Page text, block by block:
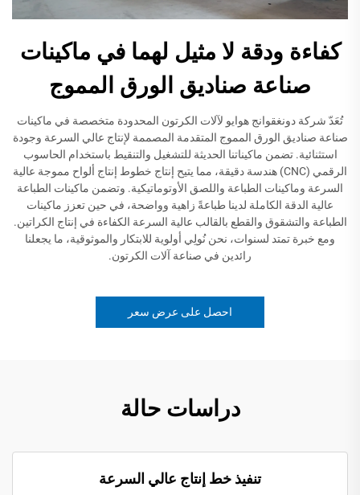
كفاءة ودقة لا مثيل لهما في ماكينات
صناعة صناديق الورق المموج
تُعَدّ شركة دونغقوانج هوايو لآلات الكرتون المحدودة متخصصة في ماكينات
صناعة صناديق الورق المموج المتقدمة المصممة لإنتاج عالي السرعة وجودة
استثنائية. تضمن ماكيناتنا الحديثة للتشغيل والتنقيط باستخدام الحاسوب
الرقمي (CNC) هندسة دقيقة، مما يتيح إنتاج خطوط إنتاج ألواح مموجة عالية
السرعة وماكينات الطباعة واللصق الأوتوماتيكية. وتضمن ماكينات الطباعة
عالية الدقة الكاملة لدينا طباعةً زاهية وواضحة، في حين تعزز ماكينات
الطباعة والتشقوق والقطع بالقالب عالية السرعة الكفاءة في إنتاج الكراتين.
ومع خبرة تمتد لسنوات، نحن نُولِي أولوية للابتكار والموثوقية، ما يجعلنا
رائدين في صناعة آلات الكرتون.
احصل على عرض سعر
دراسات حالة
تنفيذ خط إنتاج عالي السرعة